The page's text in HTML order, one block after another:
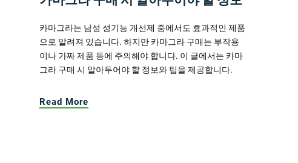
카마그라는 남성 성기능 개선제 중에서도 효과적인 제품
으로 알려져 있습니다. 하지만 카마그라 구매는 부작용
이나 가짜 제품 등에 주의해야 합니다. 이 글에서는 카마
그라 구매 시 알아두어야 할 정보와 팁을 제공합니다.
Read More